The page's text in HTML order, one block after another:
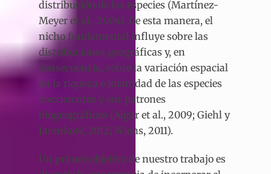
distribución de las especies (Martínez-
Meyer et al., 2004). De esta manera, el
nicho fundamental influye sobre las
distribuciones geográficas y, en
consecuencia, sobre la variación espacial
en la riqueza e identidad de las especies
coexistentes y sus patrones
biogeográficos (Algar et al., 2009; Giehl y
Jarenkow, 2012; Wiens, 2011).
Un primer objetivo de nuestro trabajo es